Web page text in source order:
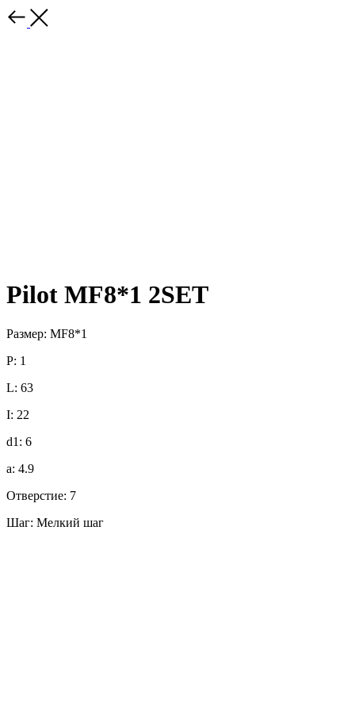
Pilot MF8*1 2SET
Размер: MF8*1
P: 1
L: 63
I: 22
d1: 6
a: 4.9
Отверстие: 7
Шаг: Мелкий шаг